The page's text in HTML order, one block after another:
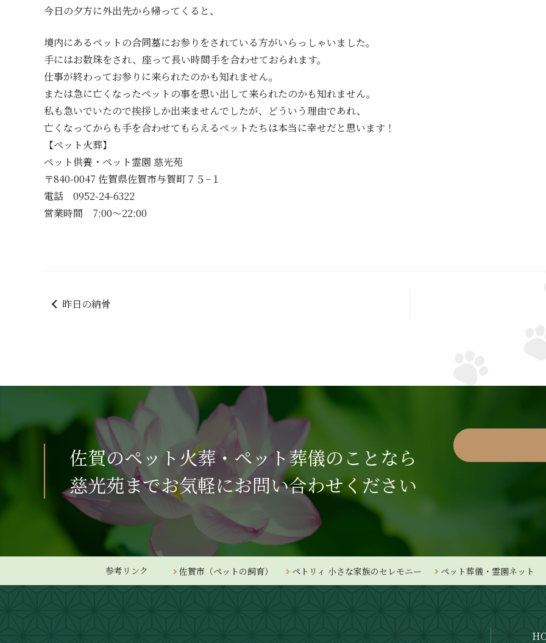
今日の夕方に外出先から帰ってくると、
境内にあるペットの合同墓にお参りをされている方がいらっしゃいました。
手にはお数珠をされ、座って長い時間手を合わせておられます。
仕事が終わってお参りに来られたのかも知れません。
または急に亡くなったペットの事を思い出して来られたのかも知れません。
私も急いでいたので挨拶しか出来ませんでしたが、どういう理由であれ、
亡くなってからも手を合わせてもらえるペットたちは本当に幸せだと思います！
【ペット火葬】
ペット供養・ペット霊園 慈光苑
〒840-0047 佐賀県佐賀市与賀町７５−１
電話 0952-24-6322
営業時間 7:00～22:00
昨日の納骨
佐賀のペット火葬・ペット葬儀のことなら
慈光苑までお気軽にお問い合わせください
参考リンク 佐賀市（ペットの飼育） ペトリィ 小さな家族のセレモニー ペット葬儀・霊園ネット